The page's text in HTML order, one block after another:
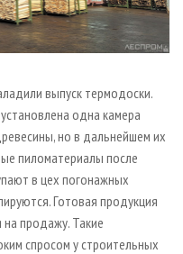
выпуск термодоски.
одна камера
но в дальнейшем их
пиломатериалы после
в цех погонажных
Готовая продукция
продажу. Такие
спросом у строительных